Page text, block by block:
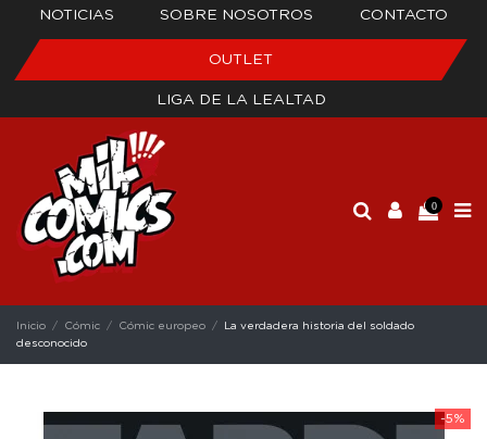
NOTICIAS SOBRE NOSOTROS CONTACTO
OUTLET
LIGA DE LA LEALTAD
0
Inicio Cómic Cómic europeo
La verdadera historia del soldado
desconocido
-5%